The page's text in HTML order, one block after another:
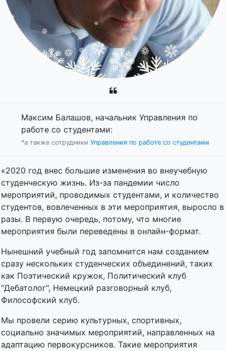
Максим Балашов, начальник Управления по
работе со студентами:
*а также сотрудники Управления по работе со студентами
«2020 год внес большие изменения во внеучебную
студенческую жизнь. Из-за пандемии число
мероприятий, проводимых студентами, и количество
студентов, вовлеченных в эти мероприятия, выросло в
разы. В первую очередь, потому, что многие
мероприятия были переведены в онлайн-формат.
Нынешний учебный год запомнится нам созданием
сразу нескольких студенческих объединений, таких
как Поэтический кружок, Политический клуб
"Дебатолог", Немецкий разговорный клуб,
Философский клуб.
Мы провели серию культурных, спортивных,
социально значимых мероприятий, направленных на
адаптацию первокурсников. Такие мероприятия